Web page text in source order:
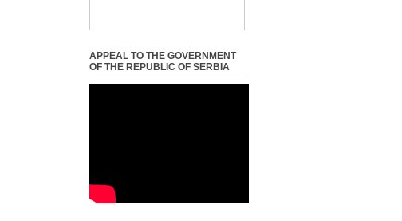
APPEAL TO THE GOVERNMENT
OF THE REPUBLIC OF SERBIA